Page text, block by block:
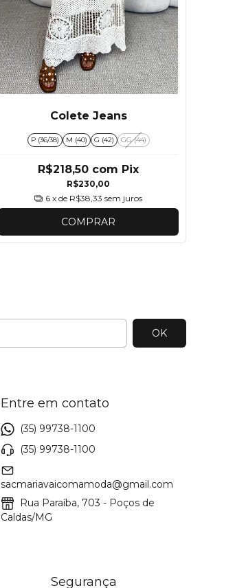
Colete Jeans
P (36/38) M (40) G (42) GG (44)
R$230,00
R$218,50 com Pix
6 x de R$38,33 sem juros
COMPRAR
Entre em contato
(35) 99738-1100
(35) 99738-1100
sacmariavaicomamoda@gmail.com
Rua Paraíba, 703 - Poços de
Caldas/MG
Segurança